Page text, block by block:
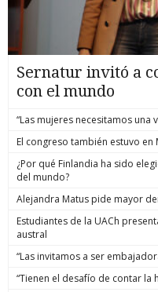
Sernatur invitó a
con el mundo
“Las mujeres necesitamos una
El congreso también estuvo en
¿Por qué Finlandia ha sido
del mundo?
Alejandra Matus pide mayor
Estudiantes de la UACh
austral
“Las invitamos a ser
“Tienen el desafío de contar la